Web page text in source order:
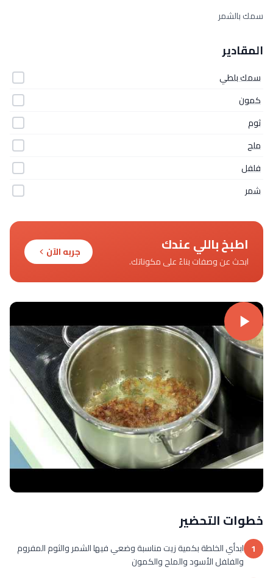
سمك بالشمر
المقادير
سمك بلطي
كمون
ثوم
ملح
فلفل
شمر
اطبخ باللي عندك
ابحث عن وصفات بناءً على مكوناتك.
جربه الآن
خطوات التحضير
1 ابدأي الخلطة بكمية زيت مناسبة وضعي فيها الشمر والثوم المفروم
والفلفل الأسود والملح والكمون